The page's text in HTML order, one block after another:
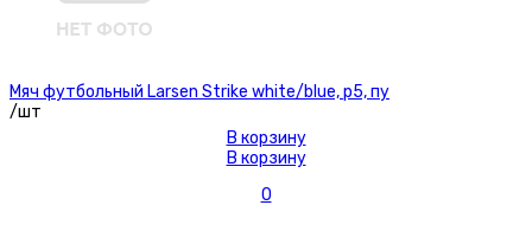
Мяч футбольный Larsen Strike white/blue, р5, пу
/шт
В корзину
В корзину
0